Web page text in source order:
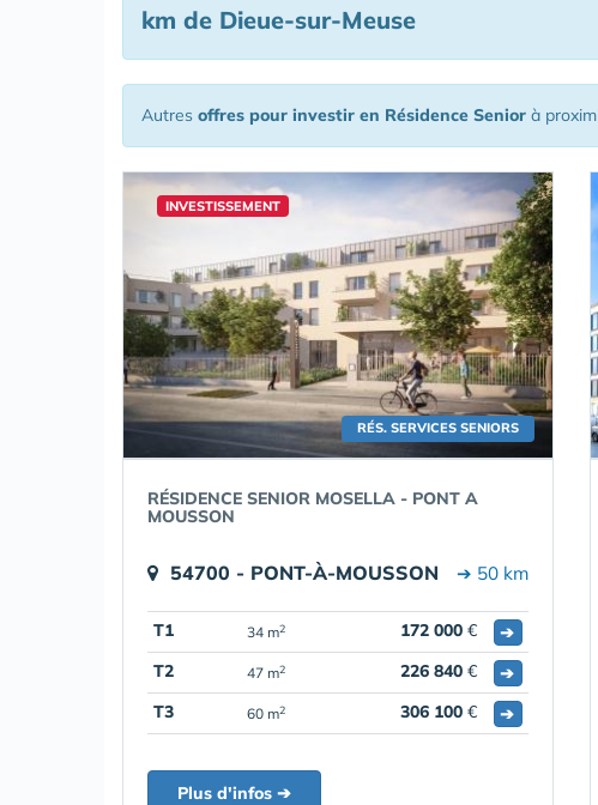
km de Dieue-sur-Meuse
Autres offres pour investir en Résidence Senior à
RÉS. SERVICES SENIORS
INVESTISSEMENT
RÉSIDENCE SENIOR MOSELLA - PONT A
MOUSSON
54700 - PONT-À-MOUSSON ➔ 50 km
T1 34 m2 172 000 €
➔
T2
47 m2 226 840 €
➔
T3
60 m2 306 100 € ➔
Plus d'infos ➔